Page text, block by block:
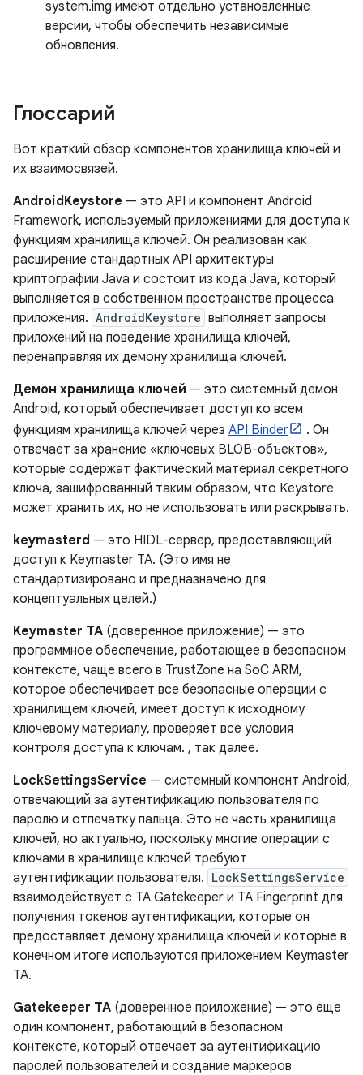
system.img имеют отдельно установленные
версии, чтобы обеспечить независимые
обновления.
Глоссарий
Вот краткий обзор компонентов хранилища ключей и
их взаимосвязей.
AndroidKeystore — это API и компонент Android
Framework, используемый приложениями для доступа к
функциям хранилища ключей. Он реализован как
расширение стандартных API архитектуры
криптографии Java и состоит из кода Java, который
выполняется в собственном пространстве процесса
приложения. AndroidKeystore выполняет запросы
приложений на поведение хранилища ключей,
перенаправляя их демону хранилища ключей.
Демон хранилища ключей — это системный демон
Android, который обеспечивает доступ ко всем
функциям хранилища ключей через API Binder
. Он
отвечает за хранение «ключевых BLOB-объектов»,
которые содержат фактический материал секретного
ключа, зашифрованный таким образом, что Keystore
может хранить их, но не использовать или раскрывать.
keymasterd — это HIDL-сервер, предоставляющий
доступ к Keymaster TA. (Это имя не
стандартизировано и предназначено для
концептуальных целей.)
Keymaster TA (доверенное приложение) — это
программное обеспечение, работающее в безопасном
контексте, чаще всего в TrustZone на SoC ARM,
которое обеспечивает все безопасные операции с
хранилищем ключей, имеет доступ к исходному
ключевому материалу, проверяет все условия
контроля доступа к ключам. , так далее.
LockSettingsService — системный компонент Android,
отвечающий за аутентификацию пользователя по
паролю и отпечатку пальца. Это не часть хранилища
ключей, но актуально, поскольку многие операции с
ключами в хранилище ключей требуют
аутентификации пользователя. LockSettingsService
взаимодействует с TA Gatekeeper и TA Fingerprint для
получения токенов аутентификации, которые он
предоставляет демону хранилища ключей и которые в
конечном итоге используются приложением Keymaster
TA.
Gatekeeper TA (доверенное приложение) — это еще
один компонент, работающий в безопасном
контексте, который отвечает за аутентификацию
паролей пользователей и создание маркеров